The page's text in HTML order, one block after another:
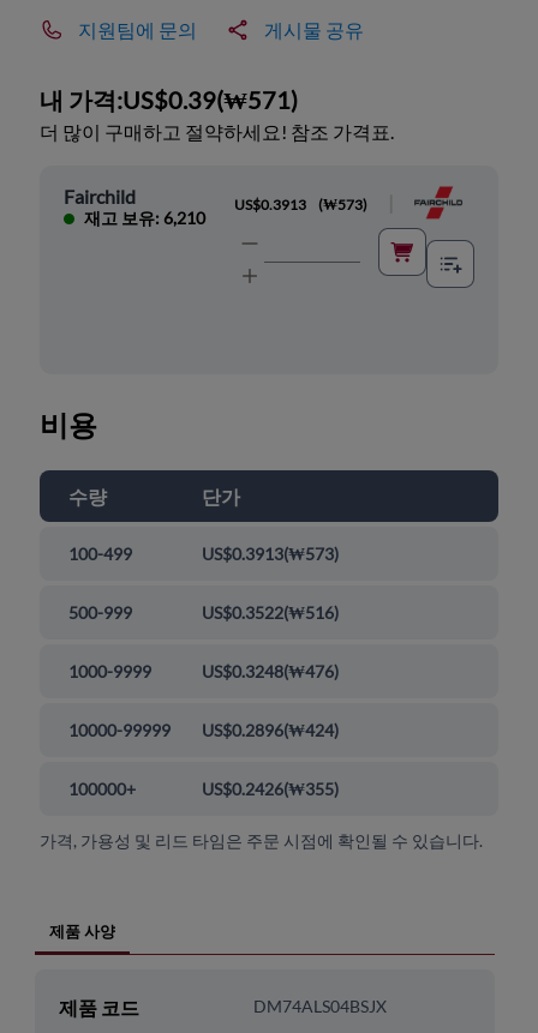
지원팀에 문의 게시물 공유
내 가격:US$0.39(₩571)
더 많이 구매하고 절약하세요! 참조 가격표.
Fairchild
재고 보유: 6,210
US$0.3913 (₩573)
비용
수량 단가
100-499 US$0.3913(₩573)
500-999 US$0.3522(₩516)
1000-9999 US$0.3248(₩476)
10000-99999 US$0.2896(₩424)
100000+ US$0.2426(₩355)
가격, 가용성 및 리드 타임은 주문 시점에 확인될 수 있습니다.
제품 사양
제품 코드 DM74ALS04BSJX